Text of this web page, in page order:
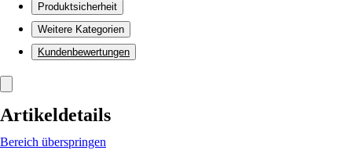
Produktsicherheit
Weitere Kategorien
Kundenbewertungen
Artikeldetails
Bereich überspringen